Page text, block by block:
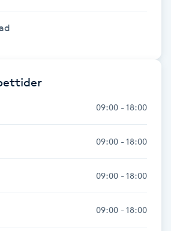
09:00 - 18:00
09:00 - 18:00
09:00 - 18:00
09:00 - 18:00